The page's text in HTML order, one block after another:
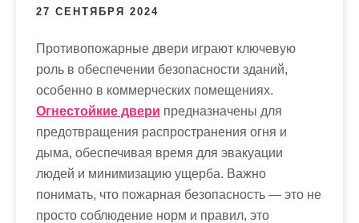
27 СЕНТЯБРЯ 2024
Противопожарные двери играют ключевую
роль в обеспечении безопасности зданий,
особенно в коммерческих помещениях.
Огнестойкие двери предназначены для
предотвращения распространения огня и
дыма, обеспечивая время для эвакуации
людей и минимизацию ущерба. Важно
понимать, что пожарная безопасность — это не
просто соблюдение норм и правил, это